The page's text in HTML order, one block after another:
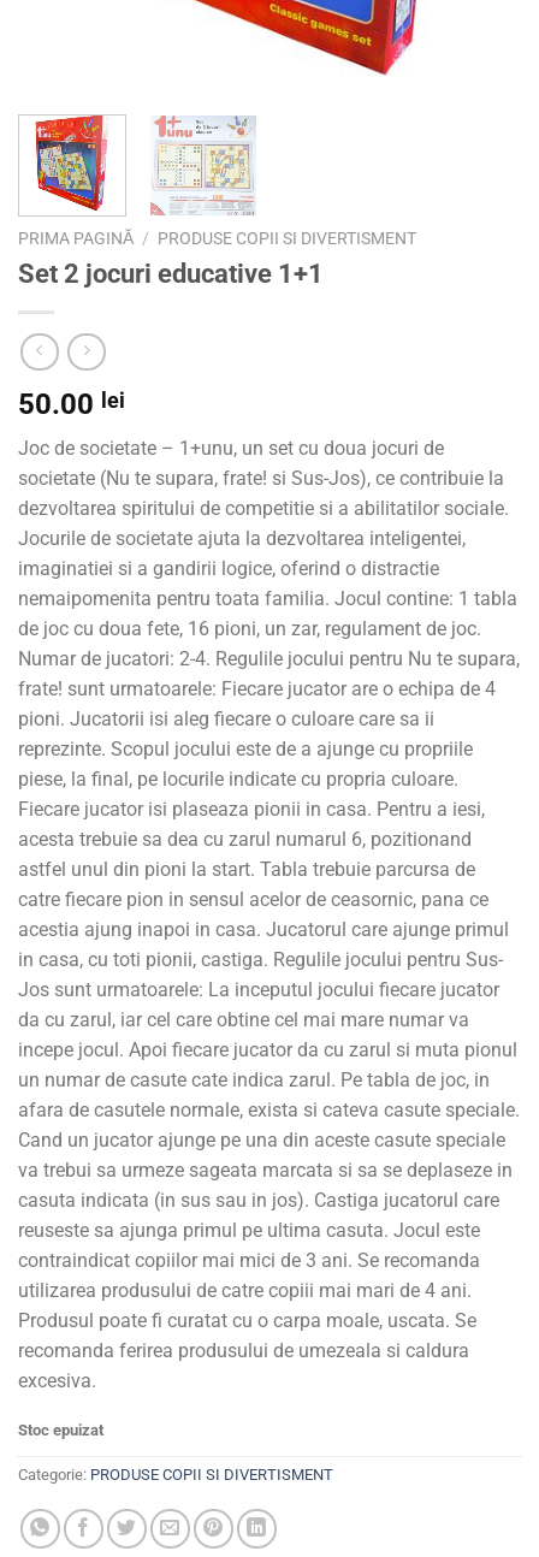
PRIMA PAGINĂ / PRODUSE COPII SI DIVERTISMENT
Set 2 jocuri educative 1+1
50.00 lei
Joc de societate – 1+unu, un set cu doua jocuri de
societate (Nu te supara, frate! si Sus-Jos), ce contribuie la
dezvoltarea spiritului de competitie si a abilitatilor sociale.
Jocurile de societate ajuta la dezvoltarea inteligentei,
imaginatiei si a gandirii logice, oferind o distractie
nemaipomenita pentru toata familia. Jocul contine: 1 tabla
de joc cu doua fete, 16 pioni, un zar, regulament de joc.
Numar de jucatori: 2-4. Regulile jocului pentru Nu te supara,
frate! sunt urmatoarele: Fiecare jucator are o echipa de 4
pioni. Jucatorii isi aleg fiecare o culoare care sa ii
reprezinte. Scopul jocului este de a ajunge cu propriile
piese, la final, pe locurile indicate cu propria culoare.
Fiecare jucator isi plaseaza pionii in casa. Pentru a iesi,
acesta trebuie sa dea cu zarul numarul 6, pozitionand
astfel unul din pioni la start. Tabla trebuie parcursa de
catre fiecare pion in sensul acelor de ceasornic, pana ce
acestia ajung inapoi in casa. Jucatorul care ajunge primul
in casa, cu toti pionii, castiga. Regulile jocului pentru Sus-
Jos sunt urmatoarele: La inceputul jocului fiecare jucator
da cu zarul, iar cel care obtine cel mai mare numar va
incepe jocul. Apoi fiecare jucator da cu zarul si muta pionul
un numar de casute cate indica zarul. Pe tabla de joc, in
afara de casutele normale, exista si cateva casute speciale.
Cand un jucator ajunge pe una din aceste casute speciale
va trebui sa urmeze sageata marcata si sa se deplaseze in
casuta indicata (in sus sau in jos). Castiga jucatorul care
reuseste sa ajunga primul pe ultima casuta. Jocul este
contraindicat copiilor mai mici de 3 ani. Se recomanda
utilizarea produsului de catre copiii mai mari de 4 ani.
Produsul poate fi curatat cu o carpa moale, uscata. Se
recomanda ferirea produsului de umezeala si caldura
excesiva.
Stoc epuizat
Categorie: PRODUSE COPII SI DIVERTISMENT